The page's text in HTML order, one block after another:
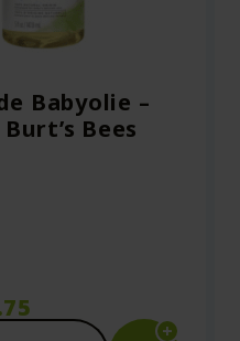
Babyolie –
Bees